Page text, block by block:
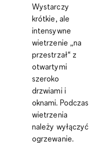
Wystarczy
krótkie, ale
intensywne
wietrzenie „na
przestrzał“ z
otwartymi
szeroko
drzwiami i
oknami. Podczas
wietrzenia
należy wyłączyć
ogrzewanie.